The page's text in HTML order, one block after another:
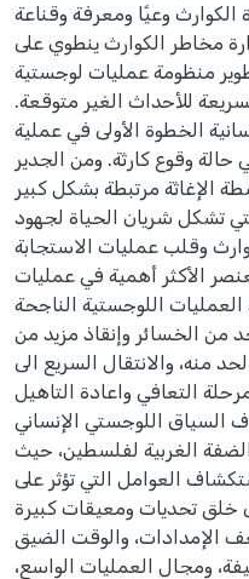
الكوارث وعيًا ومعرفة وقناعة
مخاطر الكوارث ينطوي على
منظومة عمليات لوجستية
للأحداث الغير متوقعة.
الخطوة الأولى في عملية
وقوع كارثة. ومن الجدير
الإغاثة مرتبطة بشكل كبير
تشكل شريان الحياة لجهود
وقلب عمليات الاستجابة.
الأكثر أهمية في عمليات
اللوجستية الناجحة
من الخسائر وإنقاذ مزيد من
منه، والانتقال السريع الى
التعافي واعادة التاهيل.
اللوجستي الإنساني
الغربية لفلسطين، حيث
العوامل التي تؤثر على
خلق تحديات ومعيقات كبيرة
الإمدادات، والوقت الضيق
ومجال العمليات الواسع،